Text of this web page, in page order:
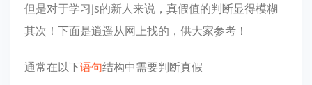
但是对于学习js的新人来说，真假值的判断显得模糊
其次！下面是逍遥从网上找的，供大家参考！
通常在以下语句结构中需要判断真假